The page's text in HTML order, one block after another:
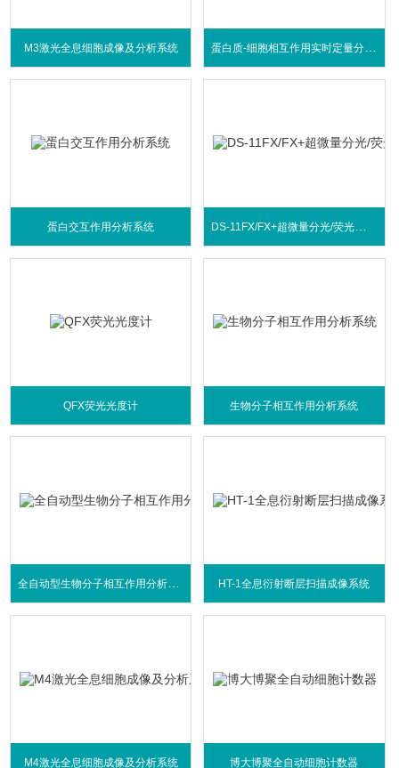
M3激光全息细胞成像及分析系统
蛋白交互作用分析系统
QFX荧光光度计 生物分子相互作用分析系统
全自动型生物分子相互作用分析系统 HT-1全息衍射断层扫描成像系统
M4激光全息细胞成像及分析系统 博大博聚全自动细胞计数器